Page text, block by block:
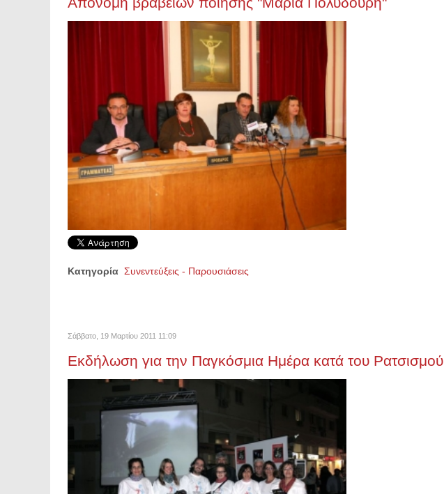
Κατηγορία Συνεντεύξεις - Παρουσιάσεις
Σάββατο, 19 Μαρτίου 2011 11:09
Εκδήλωση για την Παγκόσμια Ημέρα κατά του Ρατσισμού